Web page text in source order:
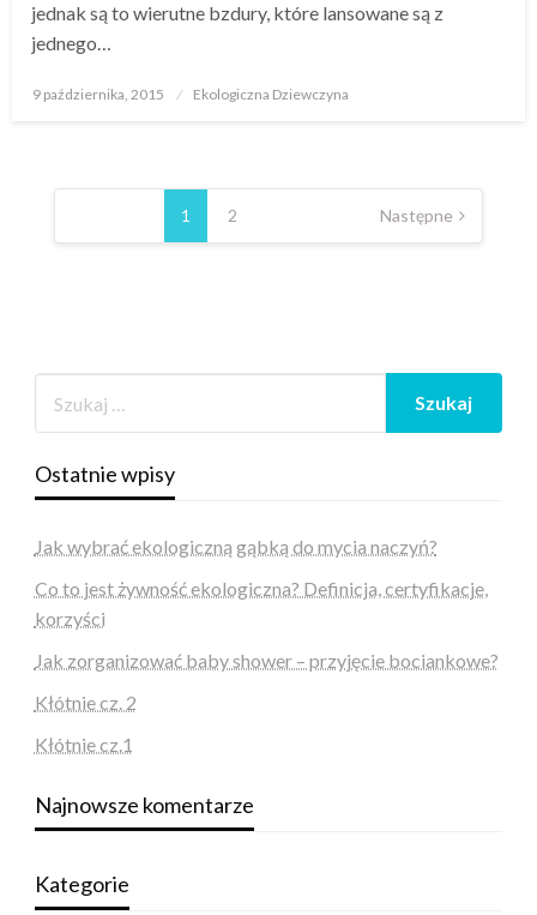
jednak są to wierutne bzdury, które lansowane są z
jednego…
Opublikowane
9 października, 2015 Ekologiczna Dziewczyna
Stronicowanie
1 2 Następne
Ostatnie wpisy
Jak wybrać ekologiczną gąbką do mycia naczyń?
Co to jest żywność ekologiczna? Definicja, certyfikacje,
korzyści
Jak zorganizować baby shower – przyjęcie bociankowe?
Kłótnie cz. 2
Kłótnie cz.1
Najnowsze komentarze
Kategorie